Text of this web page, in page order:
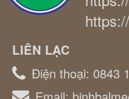
LIÊN LẠC
Điện thoại: 0843